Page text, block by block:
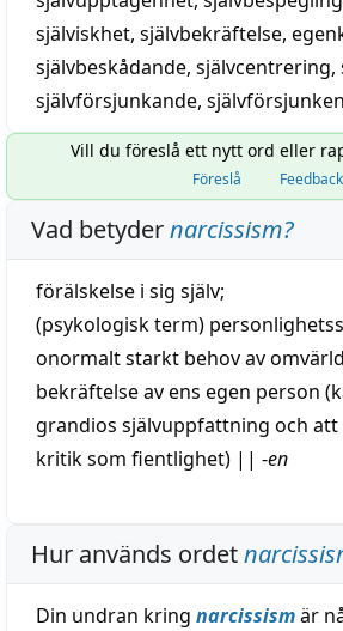
själviskhet, självbekräftelse,
självbeskådande, självcentrering,
självförsjunkande,
Vill du föreslå ett nytt ord eller
Föreslå Feedback
Vad betydernarcissism?
förälskelse i sig själv;
(psykologiskterm)
onormaltstarkt behovav
bekräftelseavens egen person
grandios självuppfattning och
kritiksom fientlighet) || -en
Hur används ordet
Din undran kring narcissismär